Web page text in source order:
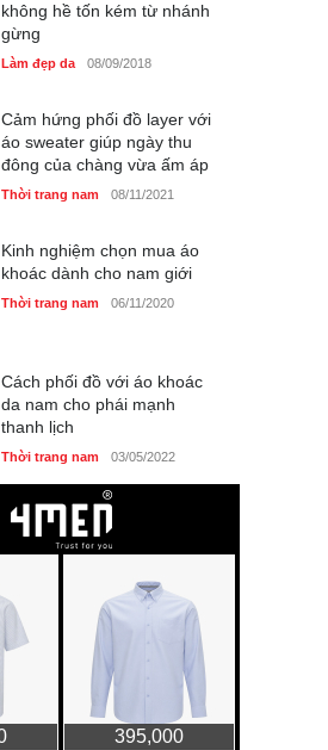
Thời trang nữ 21/10/2025
không hề tốn kém từ nhánh
gừng
Làm đẹp da 08/09/2018
Cảm hứng phối đồ layer với
áo sweater giúp ngày thu
đông của chàng vừa ấm áp
Thời trang nam 08/11/2021
Kinh nghiệm chọn mua áo
khoác dành cho nam giới
Thời trang nam 06/11/2020
Cách phối đồ với áo khoác
da nam cho phái mạnh
thanh lịch
Thời trang nam 03/05/2022